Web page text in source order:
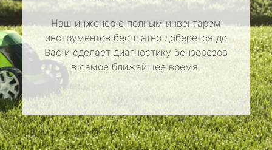
Наш инженер с полным инвентарем
инструментов бесплатно доберется до
Вас и сделает диагностику бензорезов
в самое ближайшее время.